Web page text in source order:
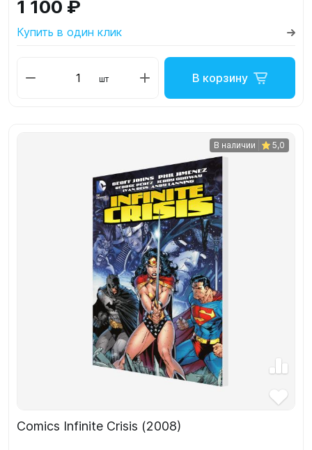
1 100 ₽
Купить в один клик
шт В корзину
В наличии 5,0
Comics Infinite Crisis (2008)